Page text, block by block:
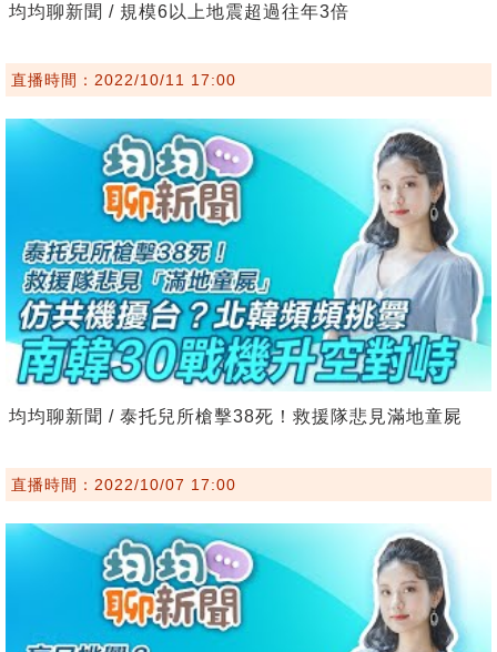
均均聊新聞 / 規模6以上地震超過往年3倍
直播時間：2022/10/11 17:00
均均聊新聞 / 泰托兒所槍擊38死！救援隊悲見滿地童屍
直播時間：2022/10/07 17:00